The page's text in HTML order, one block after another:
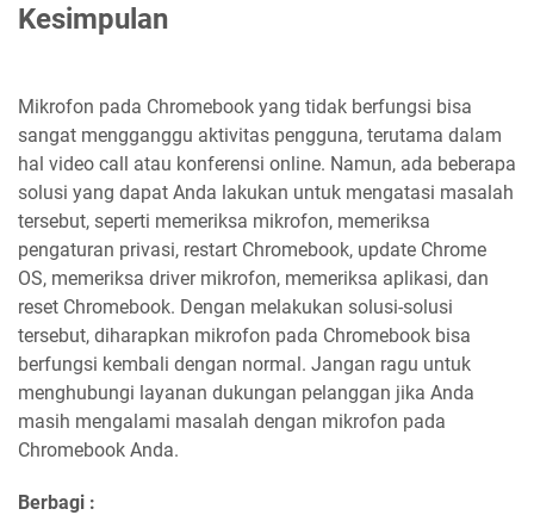
Kesimpulan
Mikrofon pada Chromebook yang tidak berfungsi bisa
sangat mengganggu aktivitas pengguna, terutama dalam
hal video call atau konferensi online. Namun, ada beberapa
solusi yang dapat Anda lakukan untuk mengatasi masalah
tersebut, seperti memeriksa mikrofon, memeriksa
pengaturan privasi, restart Chromebook, update Chrome
OS, memeriksa driver mikrofon, memeriksa aplikasi, dan
reset Chromebook. Dengan melakukan solusi-solusi
tersebut, diharapkan mikrofon pada Chromebook bisa
berfungsi kembali dengan normal. Jangan ragu untuk
menghubungi layanan dukungan pelanggan jika Anda
masih mengalami masalah dengan mikrofon pada
Chromebook Anda.
Berbagi :